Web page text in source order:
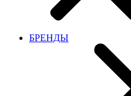
БРЕНДЫ